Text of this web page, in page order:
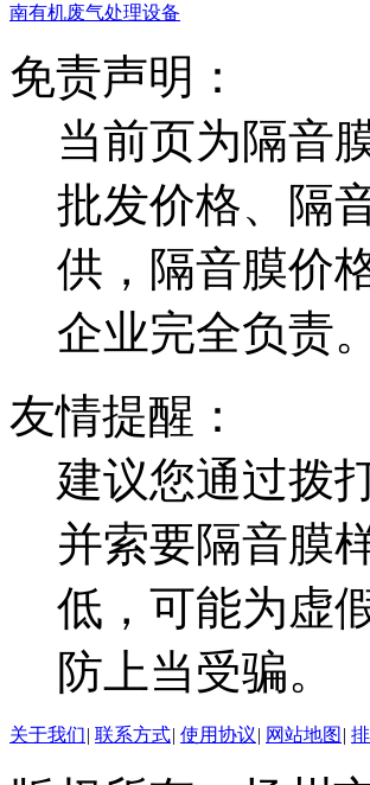
南有机废气处理设备
免责声明：
当前页为隔音
批发价格、隔
供，隔音膜价
企业完全负责
友情提醒：
建议您通过拨
并索要隔音膜
低，可能为虚
防上当受骗。
关于我们| 联系方式| 使用协议| 网站地图 |